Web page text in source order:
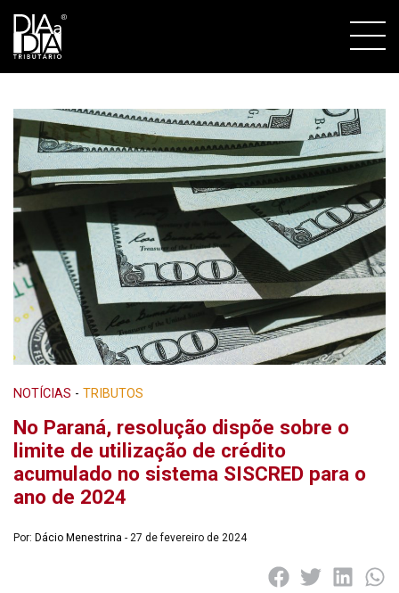
NOTÍCIAS - TRIBUTOS
No Paraná, resolução dispõe sobre o
limite de utilização de crédito
acumulado no sistema SISCRED para o
ano de 2024
Por: Dácio Menestrina - 27 de fevereiro de 2024